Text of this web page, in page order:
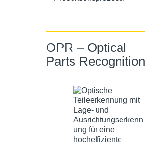
OPR – Optical
Parts Recognition